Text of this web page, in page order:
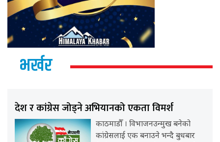
भर्खर
देश र कांग्रेस जोड्ने अभियानको एकता विमर्श
काठमाडौँ । विभाजनउन्मुख बनेको
कांग्रेसलाई एक बनाउने भन्दै बुधबार